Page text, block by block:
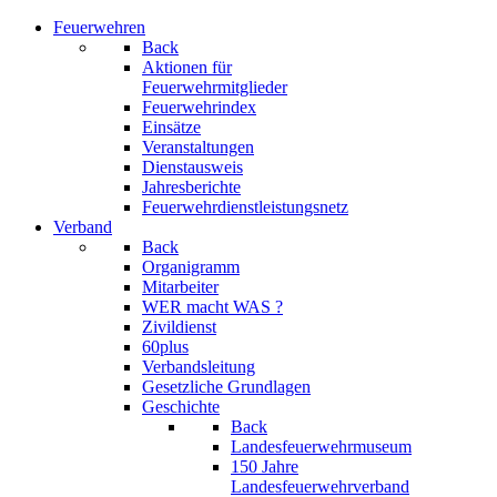
Feuerwehren
Back
Aktionen für
Feuerwehrmitglieder
Feuerwehrindex
Einsätze
Veranstaltungen
Dienstausweis
Jahresberichte
Feuerwehrdienstleistungsnetz
Verband
Back
Organigramm
Mitarbeiter
WER macht WAS ?
Zivildienst
60plus
Verbandsleitung
Gesetzliche Grundlagen
Geschichte
Back
Landesfeuerwehrmuseum
150 Jahre
Landesfeuerwehrverband